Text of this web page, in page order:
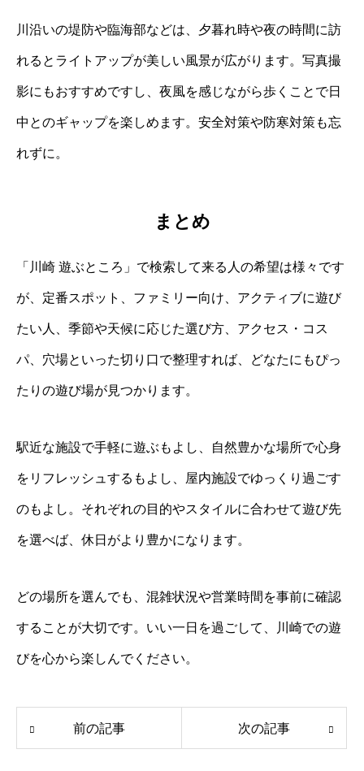
川沿いの堤防や臨海部などは、夕暮れ時や夜の時間に訪
れるとライトアップが美しい風景が広がります。写真撮
影にもおすすめですし、夜風を感じながら歩くことで日
中とのギャップを楽しめます。安全対策や防寒対策も忘
れずに。
まとめ
「川崎 遊ぶところ」で検索して来る人の希望は様々です
が、定番スポット、ファミリー向け、アクティブに遊び
たい人、季節や天候に応じた選び方、アクセス・コス
パ、穴場といった切り口で整理すれば、どなたにもぴっ
たりの遊び場が見つかります。
駅近な施設で手軽に遊ぶもよし、自然豊かな場所で心身
をリフレッシュするもよし、屋内施設でゆっくり過ごす
のもよし。それぞれの目的やスタイルに合わせて遊び先
を選べば、休日がより豊かになります。
どの場所を選んでも、混雑状況や営業時間を事前に確認
することが大切です。いい一日を過ごして、川崎での遊
びを心から楽しんでください。
前の記事 次の記事